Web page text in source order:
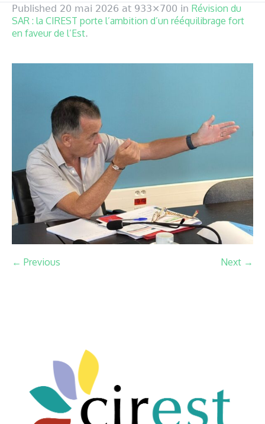
Published 20 mai 2026 at 933×700 in Révision du
SAR : la CIREST porte l’ambition d’un rééquilibrage fort
en faveur de l’Est.
← Previous Next →